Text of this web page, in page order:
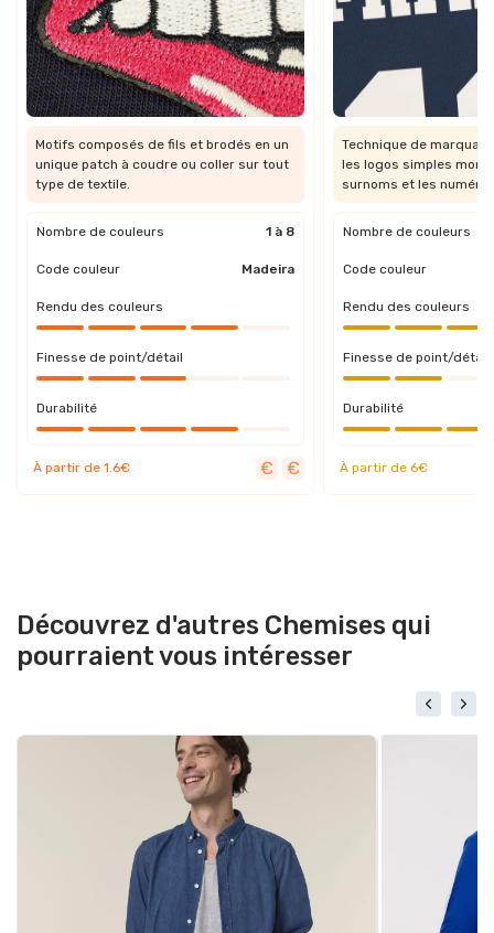
Motifs composés de fils et brodés en un
unique patch à coudre ou coller sur tout
type de textile.
Nombre de couleurs 1 à 8
Code couleur Madeira
Rendu des couleurs
Finesse de point/détail
Durabilité
À partir de 1.6€
Technique de
les logos simples
surnoms et les
Nombre de couleurs
Code couleur
Rendu des couleurs
Finesse de point/détail
Durabilité
À partir de 6€
Découvrez d'autres Chemises qui
pourraient vous intéresser